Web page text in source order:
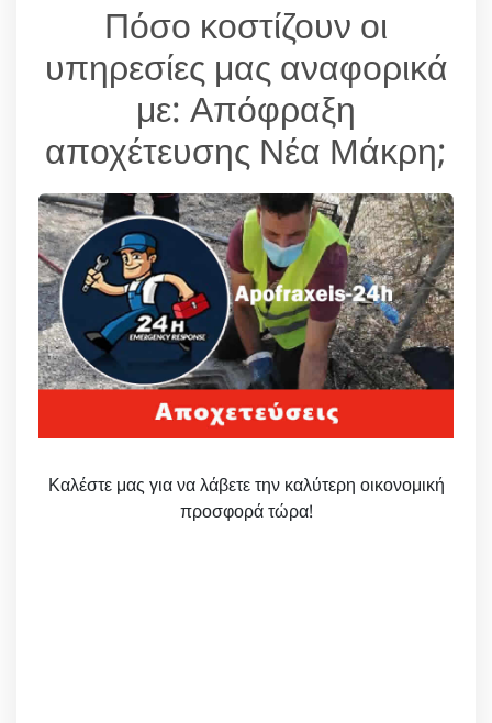
Πόσο κοστίζουν οι
υπηρεσίες μας αναφορικά
με: Απόφραξη
αποχέτευσης Νέα Μάκρη;
Καλέστε μας για να λάβετε την καλύτερη οικονομική
προσφορά τώρα!